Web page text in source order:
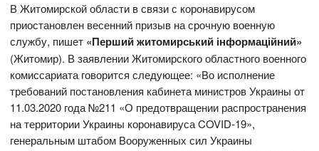
В Житомирской области в связи с коронавирусом
приостановлен весенний призыв на срочную военную
службу, пишет «Перший житомирський інформаційний»
(Житомир). В заявлении Житомирского областного военного
комиссариата говорится следующее: «Во исполнение
требований постановления кабинета министров Украины от
11.03.2020 года №211 «О предотвращении распространения
на территории Украины коронавируса COVID-19»,
генеральным штабом Вооруженных сил Украины